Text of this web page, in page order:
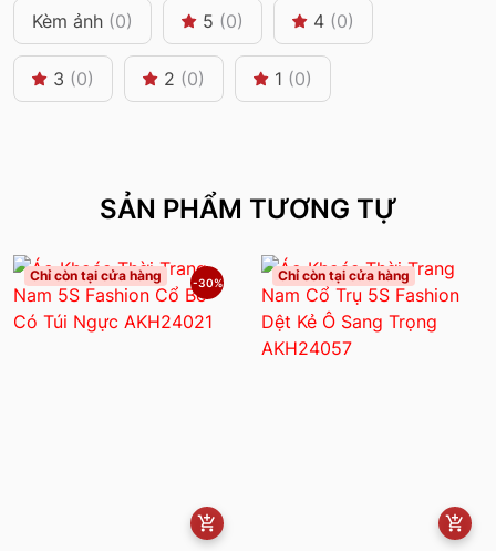
Kèm ảnh (0) 5 (0) 4 (0)
3 (0) 2 (0) 1 (0)
SẢN PHẨM TƯƠNG TỰ
Chỉ còn tại cửa hàng -30% Chỉ còn tại cửa hàng